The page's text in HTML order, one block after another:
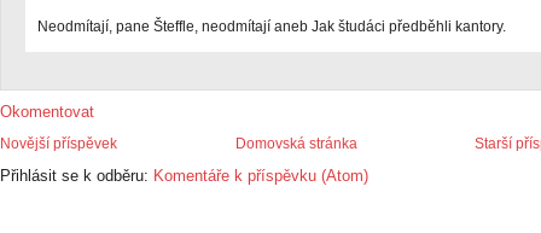
Neodmítají, pane Šteffle, neodmítají aneb Jak študáci předběhli kantory.
Okomentovat
Novější příspěvek Starší
Domovská stránka
Přihlásit se k odběru: Komentáře k příspěvku (Atom)